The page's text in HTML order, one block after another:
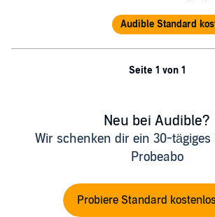
Audible Standard
Seite 1 von 1
Neu bei Audible?
Wir schenken dir ein 30-tägiges
Probeabo
Probiere Standard